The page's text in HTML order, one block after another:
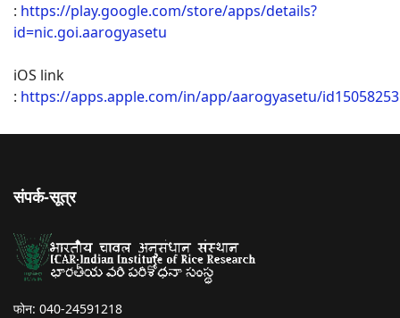
: https://play.google.com/store/apps/details?
id=nic.goi.aarogyasetu
iOS link
: https://apps.apple.com/in/app/aarogyasetu/
संपर्क-सूत्र
फोन: 040-24591218